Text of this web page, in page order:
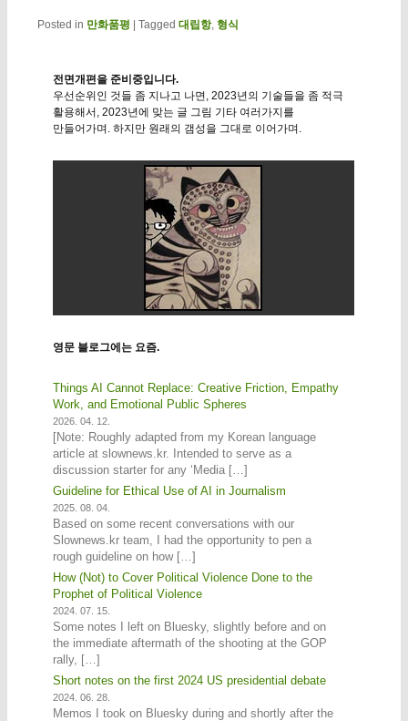
Posted in 만화품평 Tagged 대립항, 형식
전면개편을 준비중입니다.
우선순위인 것들 좀 지나고 나면, 2023년의 기술들을 좀 적극
활용해서, 2023년에 맞는 글 그림 기타 여러가지를
만들어가며. 하지만 원래의 갬성을 그대로 이어가며.
영문 블로그에는 요즘.
Things AI Cannot Replace: Creative Friction, Empathy
Work, and Emotional Public Spheres
2026. 04. 12.
[Note: Roughly adapted from my Korean language
article at slownews.kr. Intended to serve as a
discussion starter for any ‘Media […]
Guideline for Ethical Use of AI in Journalism
2025. 08. 04.
Based on some recent conversations with our
Slownews.kr team, I had the opportunity to pen a
rough guideline on how […]
How (Not) to Cover Political Violence Done to the
Prophet of Political Violence
2024. 07. 15.
Some notes I left on Bluesky, slightly before and on
the immediate aftermath of the shooting at the GOP
rally, […]
Short notes on the first 2024 US presidential debate
2024. 06. 28.
Memos I took on Bluesky during and shortly after the